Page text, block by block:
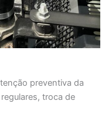
preventiva da
troca de